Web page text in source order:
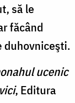
să le
făcând
duhovniceşti.
ucenic
, Editura